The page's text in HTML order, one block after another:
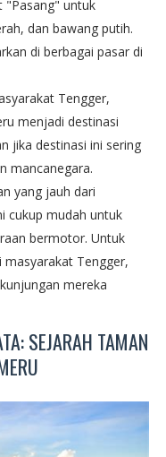
"Pasang" untuk
dan bawang putih.
di berbagai pasar di
Tengger,
menjadi destinasi
jika destinasi ini sering
mancanegara.
yang jauh dari
cukup mudah untuk
bermotor. Untuk
masyarakat Tengger,
mereka
SEJARAH TAMAN